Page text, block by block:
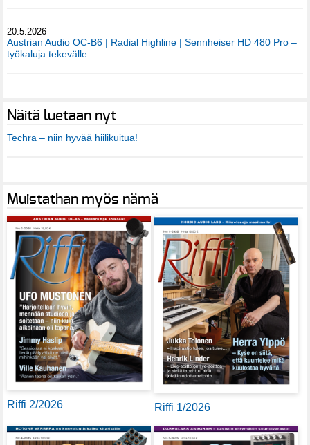
20.5.2026
Austrian Audio OC-B6 | Radial Highline | Sennheiser HD 480 Pro –
työkaluja tekevälle
Näitä luetaan nyt
Techra – niin hyvää hiilikuitua!
Muistathan myös nämä
Riffi 2/2026 Riffi 1/2026